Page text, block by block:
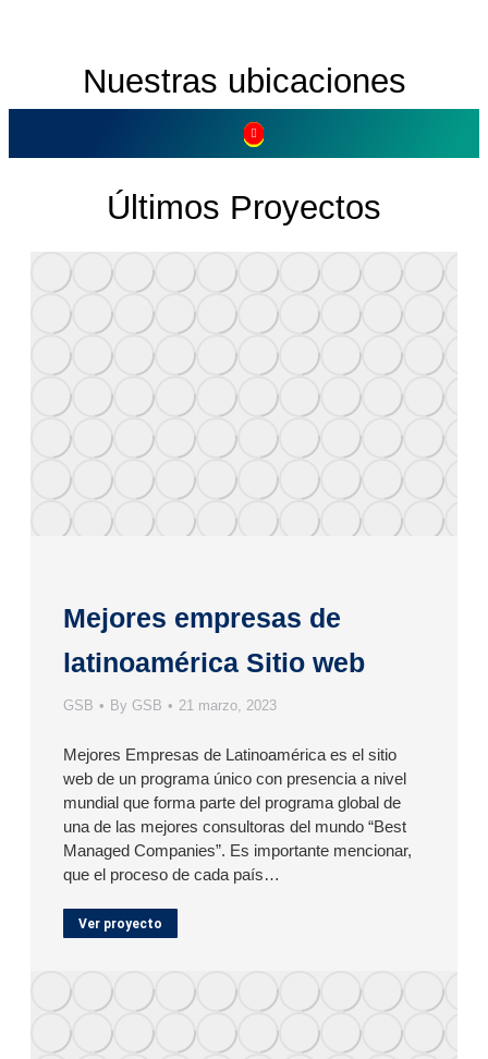
Nuestras ubicaciones
Últimos Proyectos
Mejores empresas de
latinoamérica Sitio web
GSB By GSB 21 marzo, 2023
Mejores Empresas de Latinoamérica es el sitio
web de un programa único con presencia a nivel
mundial que forma parte del programa global de
una de las mejores consultoras del mundo “Best
Managed Companies”. Es importante mencionar,
que el proceso de cada país…
Ver proyecto